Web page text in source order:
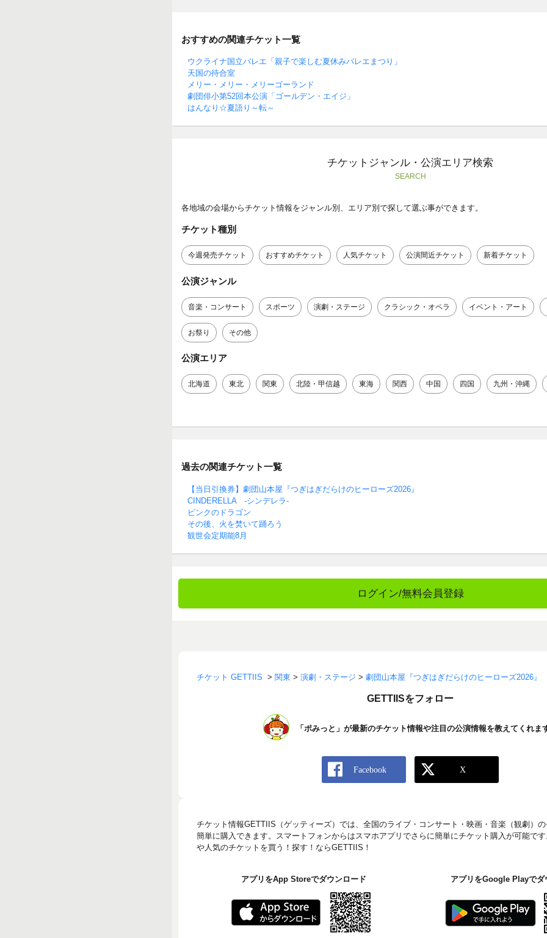
おすすめの関連チケット一覧
ウクライナ国立バレエ「親子で楽しむ夏休みバレエまつり」
天国の待合室
メリー・メリー・メリーゴーランド
劇団俳小第52回本公演「ゴールデン・エイジ」
はんなり☆夏語り～転～
チケットジャンル・公演エリア検索
SEARCH
各地域の会場からチケット情報をジャンル別、エリア別で探して選ぶ事ができます。
チケット種別
今週発売チケット おすすめチケット 人気チケット 公演間近チケット 新着チケット
公演ジャンル
音楽・コンサート スポーツ 演劇・ステージ クラシック・オペラ イベント・アート
お祭り その他
公演エリア
北海道 東北 関東 北陸・甲信越 東海 関西 中国 四国 九州・沖縄
過去の関連チケット一覧
【当日引換券】劇団山本屋『つぎはぎだらけのヒーローズ2026』
CINDERELLA -シンデレラ-
ピンクのドラゴン
その後、火を焚いて踊ろう
観世会定期能8月
ログイン/無料会員登録
チケット GETTIIS > 関東 > 演劇・ステージ > 劇団山本屋『つぎはぎだらけのヒーローズ2026』
GETTIISをフォロー
「ポみっと」が最新のチケット情報や注目の公演情報を教えてくれま
チケット情報GETTIIS（ゲッティーズ）では、全国のライブ・コンサート・映画・音楽（観劇）
簡単に購入できます。スマートフォンからはスマホアプリでさらに簡単にチケット購入が可能で
や人気のチケットを買う！探す！ならGETTIIS！
アプリをApp Storeでダウンロード アプリをGoogle Playでダ